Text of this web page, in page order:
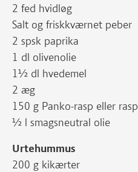
2 fed hvidløg
Salt og friskkværnet peber
2 spsk paprika
1 dl olivenolie
1½ dl hvedemel
2 æg
150 g Panko-rasp eller rasp
½ l smagsneutral olie
Urtehummus
200 g kikærter